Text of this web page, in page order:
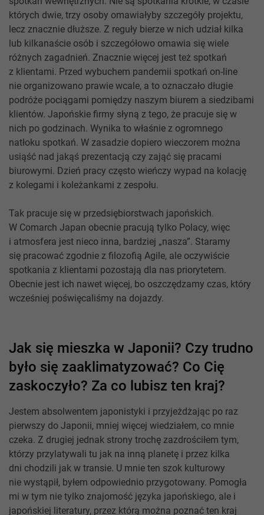
których dwie, trzy osoby omawiałyby szczegóły projektu,
lecz znacznie dłuższe. Z reguły bierze w nich udział kilka
lub kilkanaście osób i szczegółowo omawia się wiele
różnych zagadnień. Znacznie więcej jest też spotkań
z klientami. Przed wybuchem pandemii spotkań on-line
nie organizowano prawie wcale, a to oznaczało długie
podróże pociągami pomiędzy naszym biurem a siedzibami
klientów. Japońskie firmy słyną z tego, że pracuje się w
nich po godzinach. Wynika to właśnie z ogromnego
natłoku spotkań. W zasadzie dopiero wieczorem można
usiąść nad jakąś prezentacją czy zająć się pracami
biurowymi. Dzień pracy często wieńczy wypad na kolację
z kolegami i koleżankami z zespołu.
Tak pracuje się w przedsiębiorstwach japońskich.
W Comarch Japan obecnie pracują tylko Polacy, więc
i atmosfera jest nieco inna, bardziej „nasza”. Staramy
się pracować zgodnie z filozofią Agile, ale oczywiście
spotkania z klientami pozostają dla nas priorytetem.
Obecnie jest ich nawet więcej, bo oszczędzamy czas, który
wcześniej poświęcaliśmy na dojazdy.
Jak się mieszka w Japonii? Czy trudno
było się zaaklimatyzować? Co Cię
zaskoczyło? Za co lubisz ten kraj?
Jestem absolwentem japonistyki i przyjeżdżając po raz
pierwszy do Japonii, mniej więcej wiedziałem, co mnie
czeka. Z drugiej jednak strony trochę zazdrościłem tym,
którzy przylatywali tu jak na inną planetę i przez kilka
dni chodzili jak w transie. U mnie ten szok kulturowy
nie wystąpił, byłem odpowiednio przygotowany. Pomogła
mi w tym nie tylko znajomość języka japońskiego, ale i
japońskiej literatury, przez którą można poznać ten kraj